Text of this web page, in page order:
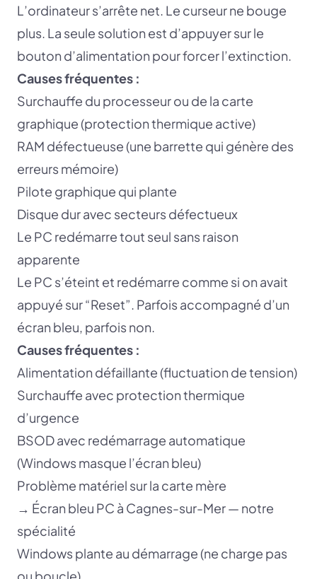
L’ordinateur s’arrête net. Le curseur ne bouge
plus. La seule solution est d’appuyer sur le
bouton d’alimentation pour forcer l’extinction.
Causes fréquentes :
Surchauffe du processeur ou de la carte
graphique (protection thermique active)
RAM défectueuse (une barrette qui génère des
erreurs mémoire)
Pilote graphique qui plante
Disque dur avec secteurs défectueux
Le PC redémarre tout seul sans raison
apparente
Le PC s’éteint et redémarre comme si on avait
appuyé sur “Reset”. Parfois accompagné d’un
écran bleu, parfois non.
Causes fréquentes :
Alimentation défaillante (fluctuation de tension)
Surchauffe avec protection thermique
d’urgence
BSOD avec redémarrage automatique
(Windows masque l’écran bleu)
Problème matériel sur la carte mère
→ Écran bleu PC à Cagnes-sur-Mer — notre
spécialité
Windows plante au démarrage (ne charge pas